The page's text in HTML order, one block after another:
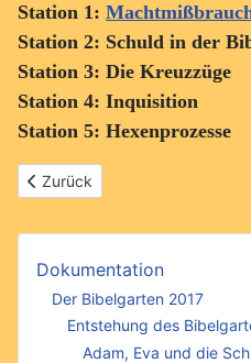
Station 1:
Station 2: Schuld in der
Station 3: Die Kreuzzüge
Station 4: Inquisition
Station 5: Hexenprozesse
Vorheriger Beitrag: 1. St.
Zurück
Dokumentation
Der Bibelgarten 2017
Entstehung des
Adam, Eva und die